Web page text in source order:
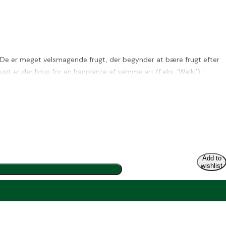
er meget velsmagende frugt, der begynder at bære frugt efter
der brug for en hanplante af samme art (f.eks. ‘Weiki’) i
Særligt nyttig til hushaver, havegrunde og
Add to
wishlist